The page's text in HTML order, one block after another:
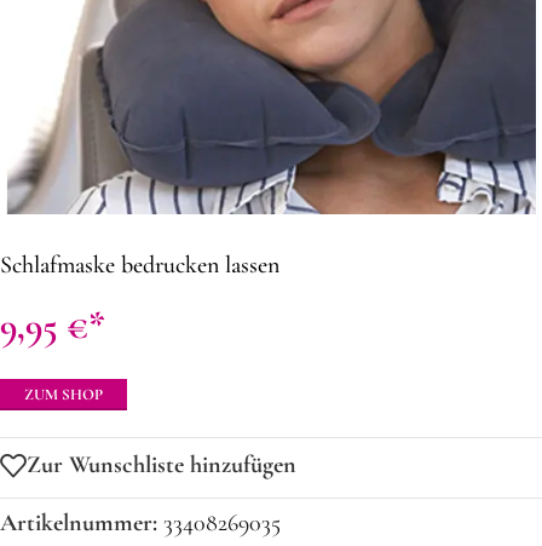
Schlafmaske bedrucken lassen
9,95 €
ZUM SHOP
Zur Wunschliste hinzufügen
Artikelnummer: 33408269035